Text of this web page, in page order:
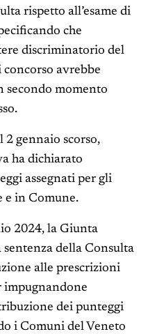
rispetto all’esame di
che
discriminatorio del
avrebbe
secondo momento
2 gennaio scorso,
ha dichiarato
assegnati per gli
e in Comune.
2024, la Giunta
della Consulta
alle prescrizioni
impugnandone
dei punteggi
i Comuni del Veneto